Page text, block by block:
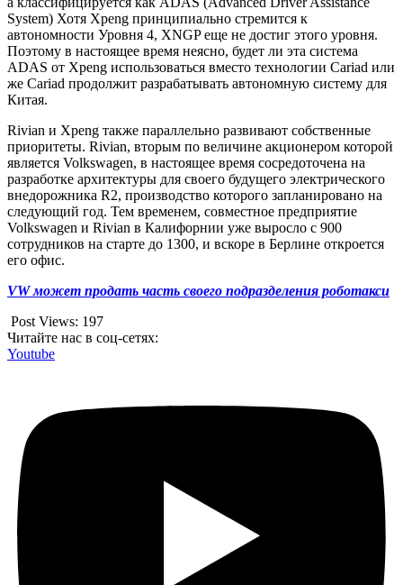
System) Хотя Xpeng принципиально стремится к
автономности Уровня 4, XNGP еще не достиг этого уровня.
Поэтому в настоящее время неясно, будет ли эта система
ADAS от Xpeng использоваться вместо технологии Cariad или
же Cariad продолжит разрабатывать автономную систему для
Китая.
Rivian и Xpeng также параллельно развивают собственные
приоритеты. Rivian, вторым по величине акционером которой
является Volkswagen, в настоящее время сосредоточена на
разработке архитектуры для своего будущего электрического
внедорожника R2, производство которого запланировано на
следующий год. Тем временем, совместное предприятие
Volkswagen и Rivian в Калифорнии уже выросло с 900
сотрудников на старте до 1300, и вскоре в Берлине откроется
его офис.
VW может продать часть своего подразделения роботакси
Post Views: 197
Читайте нас в соц-сетях:
Youtube